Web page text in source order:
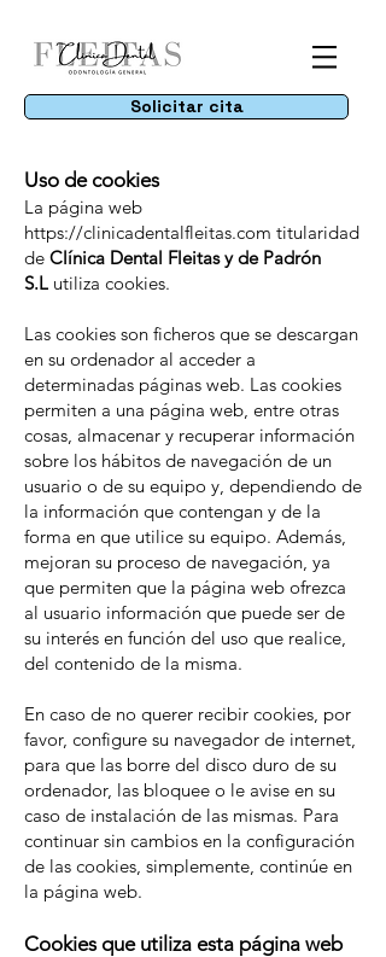
Solicitar cita
Uso de cookies
La página web
https://clinicadentalfleitas.com titularidad
de Clínica Dental Fleitas y de Padrón
S.L utiliza cookies.
Las cookies son ficheros que se descargan
en su ordenador al acceder a
determinadas páginas web. Las cookies
permiten a una página web, entre otras
cosas, almacenar y recuperar información
sobre los hábitos de navegación de un
usuario o de su equipo y, dependiendo de
la información que contengan y de la
forma en que utilice su equipo. Además,
mejoran su proceso de navegación, ya
que permiten que la página web ofrezca
al usuario información que puede ser de
su interés en función del uso que realice,
del contenido de la misma.
En caso de no querer recibir cookies, por
favor, configure su navegador de internet,
para que las borre del disco duro de su
ordenador, las bloquee o le avise en su
caso de instalación de las mismas. Para
continuar sin cambios en la configuración
de las cookies, simplemente, continúe en
la página web.
Cookies que utiliza esta página web